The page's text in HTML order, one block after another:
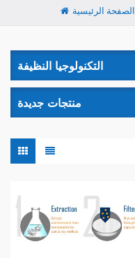
الصفحة الرئيسية
التكنولوجيا النظيفة
منتجات جديدة